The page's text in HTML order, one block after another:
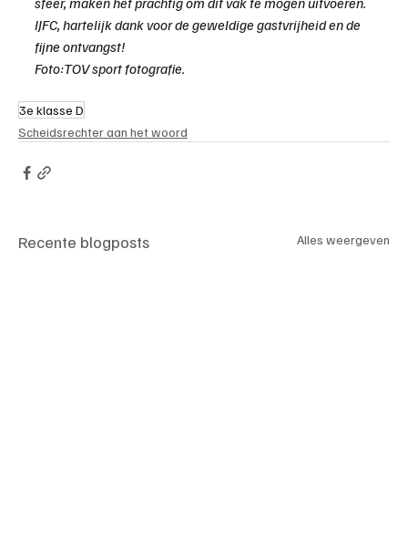
IJFC, hartelijk dank voor de geweldige gastvrijheid en de
fijne ontvangst!
Foto:TOV sport fotografie.
3e klasse D
Scheidsrechter aan het woord
Recente blogposts Alles weergeven